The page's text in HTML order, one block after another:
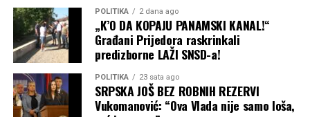
POLITIKA 2 dana ago
„K’O DA KOPAJU PANAMSKI KANAL!“
Građani Prijedora raskrinkali
predizborne LAŽI SNSD-a!
POLITIKA 23 sata ago
SRPSKA JOŠ BEZ ROBNIH REZERVI
Vukomanović: “Ova Vlada nije samo loša,